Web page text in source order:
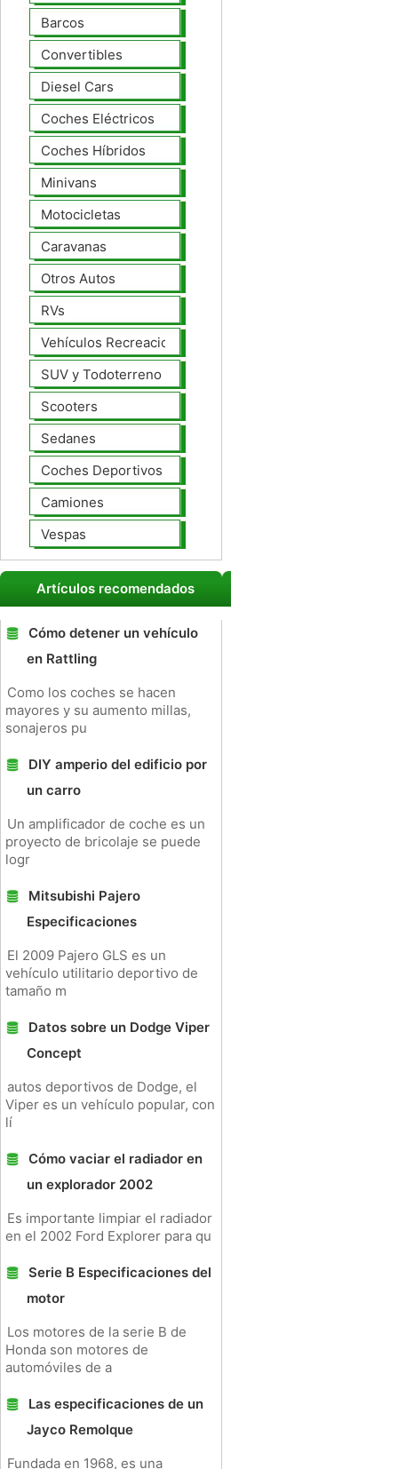
Barcos
Convertibles
Diesel Cars
Coches Eléctricos
Coches Híbridos
Minivans
Motocicletas
Caravanas
Otros Autos
RVs
Vehículos Recreacionales
SUV y Todoterreno
Scooters
Sedanes
Coches Deportivos
Camiones
Vespas
Artículos recomendados
Cómo detener un vehículo
en Rattling
Como los coches se hacen
mayores y su aumento millas,
sonajeros pu
DIY amperio del edificio por
un carro
Un amplificador de coche es un
proyecto de bricolaje se puede
logr
Mitsubishi Pajero
Especificaciones
El 2009 Pajero GLS es un
vehículo utilitario deportivo de
tamaño m
Datos sobre un Dodge Viper
Concept
autos deportivos de Dodge, el
Viper es un vehículo popular, con
lí
Cómo vaciar el radiador en
un explorador 2002
Es importante limpiar el radiador
en el 2002 Ford Explorer para qu
Serie B Especificaciones del
motor
Los motores de la serie B de
Honda son motores de
automóviles de a
Las especificaciones de un
Jayco Remolque
Fundada en 1968, es una